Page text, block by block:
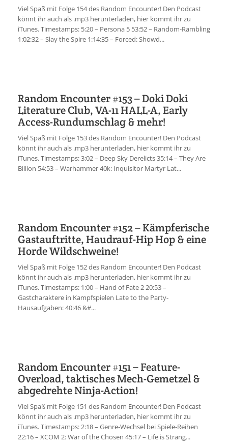
Viel Spaß mit Folge 154 des Random Encounter! Den Podcast
könnt ihr auch als .mp3 herunterladen, hier kommt ihr zu
iTunes. Timestamps: 5:20 – Persona 5 53:52 – Random-Rambling
1:02:32 – Slay the Spire 1:14:35 – Forced: Showd...
Random Encounter #153 – Doki Doki
Literature Club, VA-11 HALL-A, Early
Access-Rundumschlag & mehr!
Viel Spaß mit Folge 153 des Random Encounter! Den Podcast
könnt ihr auch als .mp3 herunterladen, hier kommt ihr zu
iTunes. Timestamps: 3:02 – Deep Sky Derelicts 35:14 – They Are
Billion 54:53 – Warhammer 40k: Inquisitor Martyr Lat...
Random Encounter #152 – Kämpferische
Gastauftritte, Haudrauf-Hip Hop & eine
Horde Wildschweine!
Viel Spaß mit Folge 152 des Random Encounter! Den Podcast
könnt ihr auch als .mp3 herunterladen, hier kommt ihr zu
iTunes. Timestamps: 1:00 – Hand of Fate 2 20:53 –
Gastcharaktere in Kampfspielen Late to the Party-
Hausaufgaben: 40:46 &#...
Random Encounter #151 – Feature-
Overload, taktisches Mech-Gemetzel &
abgedrehte Ninja-Action!
Viel Spaß mit Folge 151 des Random Encounter! Den Podcast
könnt ihr auch als .mp3 herunterladen, hier kommt ihr zu
iTunes. Timestamps: 2:18 – Genre-Wechsel bei Spiele-Reihen
22:16 – XCOM 2: War of the Chosen 45:17 – Life is Strang...